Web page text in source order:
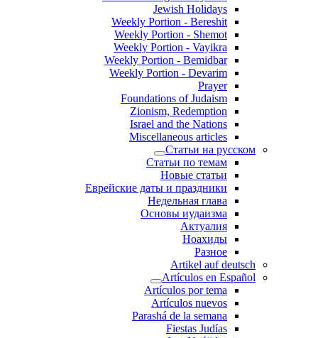
Jewish Holidays
Weekly Portion - Bereshit
Weekly Portion - Shemot
Weekly Portion - Vayikra
Weekly Portion - Bemidbar
Weekly Portion - Devarim
Prayer
Foundations of Judaism
Zionism, Redemption
Israel and the Nations
Miscellaneous articles
Статьи на русском
Статьи по темам
Новые статьи
Еврейские даты и праздники
Недельная глава
Основы иудаизма
Актуалия
Ноахиды
Разное
Artikel auf deutsch
Artículos en Español
Artículos por tema
Artículos nuevos
Parashá de la semana
Fiestas Judías